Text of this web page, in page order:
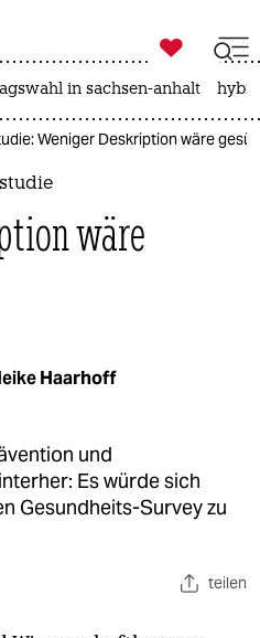
ich

taz zahl ich
in sachsen-anhalt
Weniger Deskription wäre
wäre
Haarhoff
und
Es würde sich
Gesundheits-Survey zu
teilen